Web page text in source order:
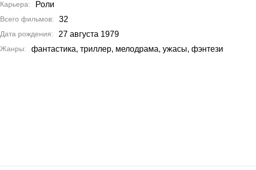
Карьера Роли
Всего фильмов 32
Дата рождения 27 августа 1979
Жанры фантастика, триллер, мелодрама, ужасы, фэнтези